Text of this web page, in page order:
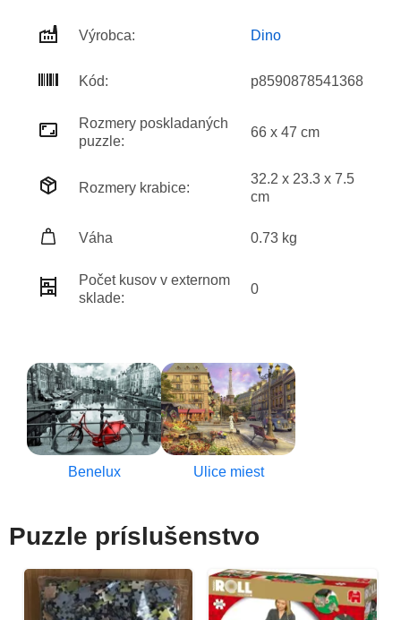
Výrobca: Dino
Kód: p8590878541368
Rozmery poskladaných
puzzle:
66 x 47 cm
Rozmery krabice:
32.2 x 23.3 x 7.5
cm
Váha 0.73 kg
Počet kusov v externom
sklade:
0
Benelux Ulice miest
Puzzle príslušenstvo